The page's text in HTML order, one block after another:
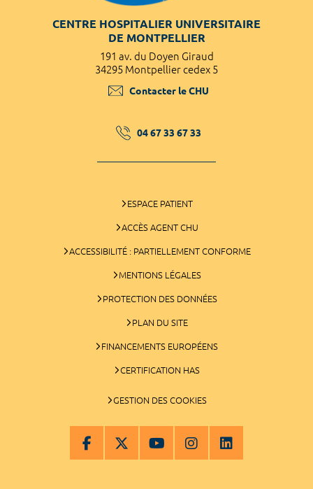
CENTRE HOSPITALIER UNIVERSITAIRE
DE MONTPELLIER
191 av. du Doyen Giraud
34295 Montpellier cedex 5
Contacter le CHU
04 67 33 67 33
ESPACE PATIENT
ACCÈS AGENT CHU
ACCESSIBILITÉ : PARTIELLEMENT CONFORME
MENTIONS LÉGALES
PROTECTION DES DONNÉES
PLAN DU SITE
FINANCEMENTS EUROPÉENS
CERTIFICATION HAS
GESTION DES COOKIES